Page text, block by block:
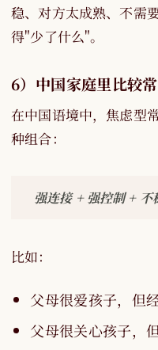
稳、对方太成熟、不需
得"少了什么"。
6）中国家庭里比较
在中国语境中，焦虑型
种组合：
强连接 + 强控制 + 不
比如：
父母很爱孩子，但
父母很关心孩子，